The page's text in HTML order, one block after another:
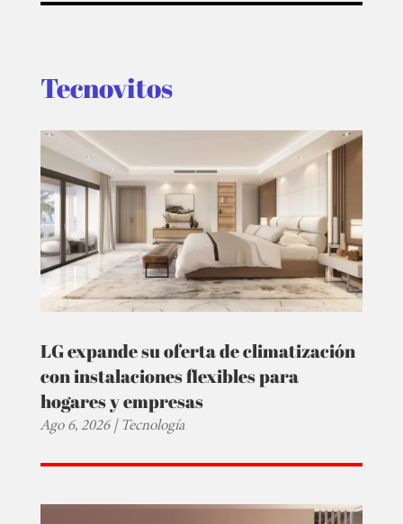
Tecnovitos
LG expande su oferta de climatización
con instalaciones flexibles para
hogares y empresas
Ago 6, 2026|Tecnología